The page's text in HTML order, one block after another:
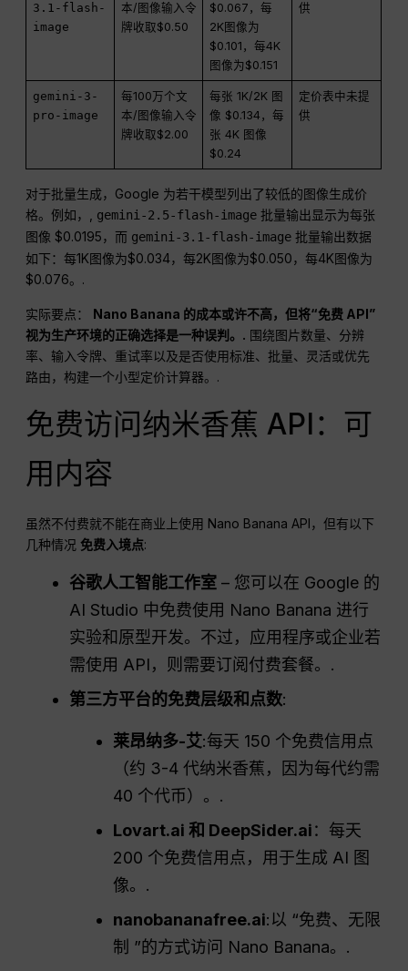
3.1-flash-
image
本/图像输入令
牌收取$0.50
$0.067，每
2K图像为
$0.101，每4K
图像为$0.151
供
gemini-3-
pro-image
每100万个文
本/图像输入令
牌收取$2.00
每张 1K/2K 图
像 $0.134，每
张 4K 图像
$0.24
定价表中未提
供
对于批量生成，Google 为若干模型列出了较低的图像生成价
格。例如，, gemini-2.5-flash-image 批量输出显示为每张
图像 $0.0195，而 gemini-3.1-flash-image 批量输出数据
如下：每1K图像为$0.034，每2K图像为$0.050，每4K图像为
$0.076。.
实际要点： Nano Banana 的成本或许不高，但将“免费 API”
视为生产环境的正确选择是一种误判。. 围绕图片数量、分辨
率、输入令牌、重试率以及是否使用标准、批量、灵活或优先
路由，构建一个小型定价计算器。.
免费访问纳米香蕉 API：可
用内容
虽然不付费就不能在商业上使用 Nano Banana API，但有以下
几种情况免费入境点:
谷歌人工智能工作室 – 您可以在 Google 的
AI Studio 中免费使用 Nano Banana 进行
实验和原型开发。不过，应用程序或企业若
需使用 API，则需要订阅付费套餐。.
第三方平台的免费层级和点数:
莱昂纳多-艾:每天 150 个免费信用点
（约 3-4 代纳米香蕉，因为每代约需
40 个代币）。.
Lovart.ai 和 DeepSider.ai：每天
200 个免费信用点，用于生成 AI 图
像。.
nanobananafree.ai:以 “免费、无限
制 ”的方式访问 Nano Banana。.